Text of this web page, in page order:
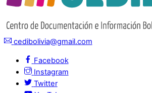
cedibolivia@gmail.com
Facebook
Instagram
Twitter